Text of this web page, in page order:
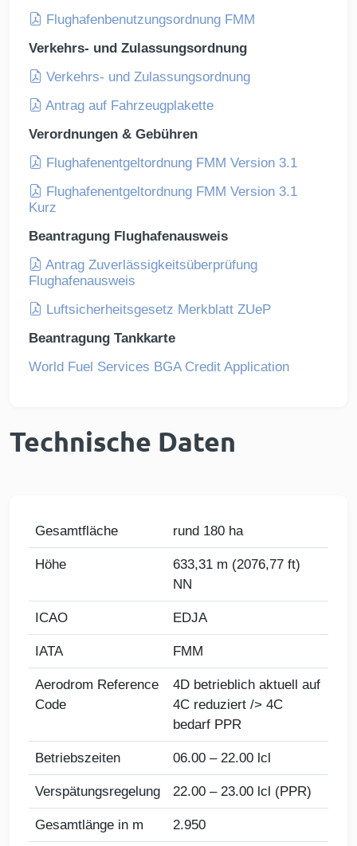
Flughafenbenutzungsordnung FMM
Verkehrs- und Zulassungsordnung
Verkehrs- und Zulassungsordnung
Antrag auf Fahrzeugplakette
Verordnungen & Gebühren
Flughafenentgeltordnung FMM Version 3.1
Flughafenentgeltordnung FMM Version 3.1
Kurz
Beantragung Flughafenausweis
Antrag Zuverlässigkeitsüberprüfung
Flughafenausweis
Luftsicherheitsgesetz Merkblatt ZUeP
Beantragung Tankkarte
World Fuel Services BGA Credit Application
Technische Daten
Gesamtfläche rund 180 ha
Höhe
633,31 m (2076,77 ft)
NN
ICAO EDJA
IATA FMM
Aerodrom Reference
Code
4D betrieblich aktuell auf
4C reduziert /> 4C
bedarf PPR
Betriebszeiten 06.00 – 22.00 lcl
Verspätungsregelung 22.00 – 23.00 lcl (PPR)
Gesamtlänge in m 2.950